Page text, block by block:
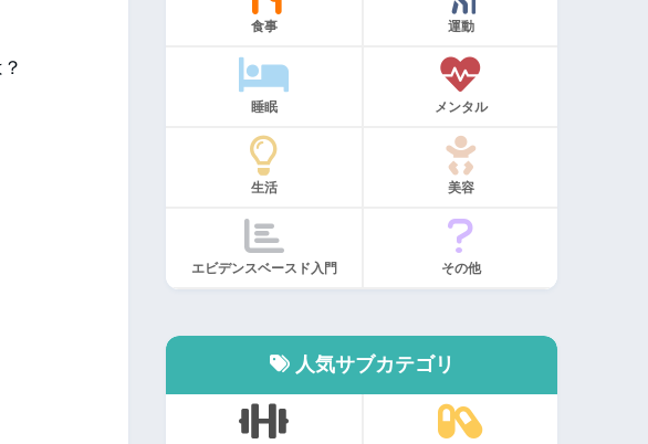
食事 運動
睡眠 メンタル
生活 美容
エビデンスベースド入門 その他
人気サブカテゴリ